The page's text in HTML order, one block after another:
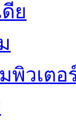
ย
พิวเตอ